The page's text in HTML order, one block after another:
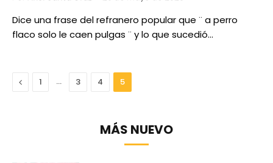
Dice una frase del refranero popular que ¨ a perro
flaco solo le caen pulgas ¨ y lo que sucedió…
Anterior
1 … 3 4 5
MÁS NUEVO